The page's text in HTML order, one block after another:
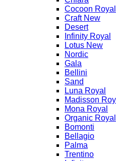
Cocoon Royal
Craft New
Desert
Infinity Royal
Lotus New
Nordic
Gala
Bellini
Sand
Luna Royal
Madisson
Mona Royal
Organic Royal
Bomonti
Bellagio
Palma
Trentino